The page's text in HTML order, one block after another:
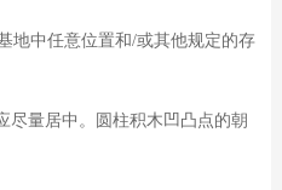
中任意位置和/或其他规定的存
量居中。圆柱积木凹凸点的朝